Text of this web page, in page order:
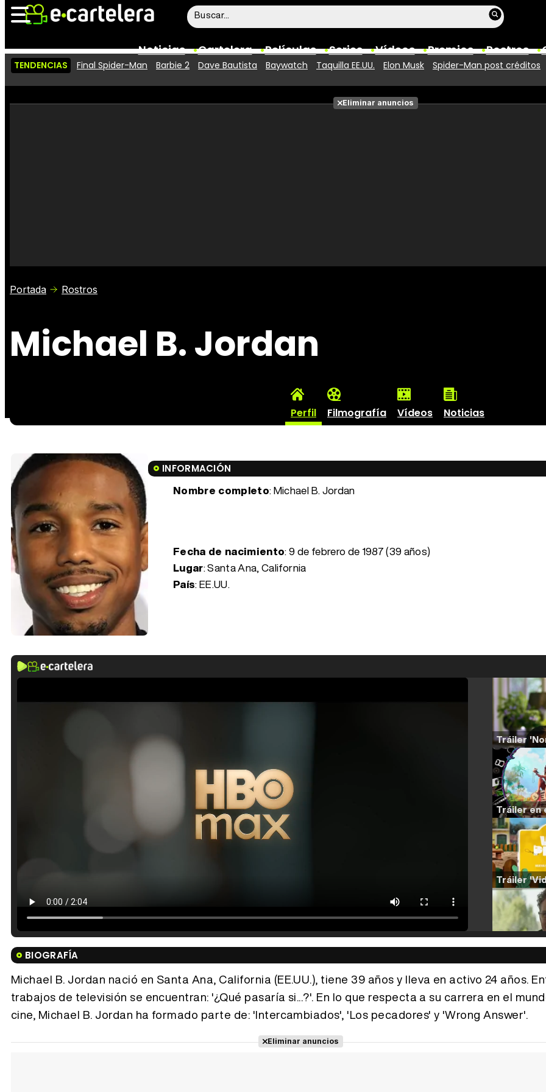
Noticias Cartelera Películas Series Vídeos Premios Rostros
Vídeos
Taquilla Fotos
TENDENCIAS Final Spider-Man Barbie 2 Dave Bautista Baywatch Taquilla EE.UU. Elon Musk Spider-Man post créditos
Eliminar anuncios
Portada Rostros
Michael B. Jordan
Perfil Filmografía Vídeos Noticias
INFORMACIÓN
Nombre completo: Michael B. Jordan
Fecha de nacimiento:9 de febrero de 1987 (39 años)
Lugar: Santa Ana, California
País: EE.UU.
BIOGRAFÍA
Michael B. Jordan nació en Santa Ana, California (EE.UU.), tiene 39 años y lleva en activo 24 años.
trabajos de televisión se encuentran: '¿Qué pasaría si...?'. En lo que respecta a su carrera en el
cine, Michael B. Jordan ha formado parte de: 'Intercambiados', 'Los pecadores' y 'Wrong Answer'.
Eliminar anuncios